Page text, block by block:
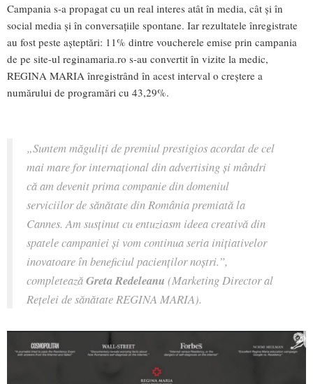
Campania s-a propagat cu un real interes atât în media, cât și în
social media și în conversațiile spontane. Iar rezultatele înregistrate
au fost peste așteptări: 11% dintre voucherele emise prin campania
de pe site-ul reginamaria.ro s-au convertit în vizite la medic,
REGINA MARIA înregistrând în acest interval o creștere a
numărului de programări cu 43,29%.
„Suntem măguliți de premiul prestigios acordat de cel
mai mare for internațional din advertising și mândri
că am devenit prima companie din domeniul
serviciilor de sănătate din România premiată la
Cannes. Am susținut cu entuziasm ideea creativă din
spatele campaniei și vom continua seria inițiativelor
inovatoare în beneficiul pacienților noștri.”,
completeazăGreta Redeleanu (Marketing Director al
Rețelei de sănătate REGINA MARIA).